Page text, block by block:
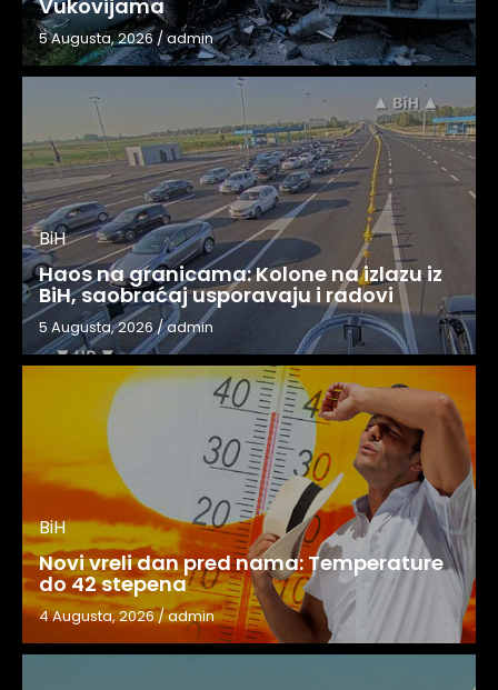
Vukovijama
5 Augusta, 2026/admin
BiH
Haos na granicama: Kolone na izlazu iz
BiH, saobraćaj usporavaju i radovi
5 Augusta, 2026/admin
BiH
Novi vreli dan pred nama: Temperature
do 42 stepena
4 Augusta, 2026/admin